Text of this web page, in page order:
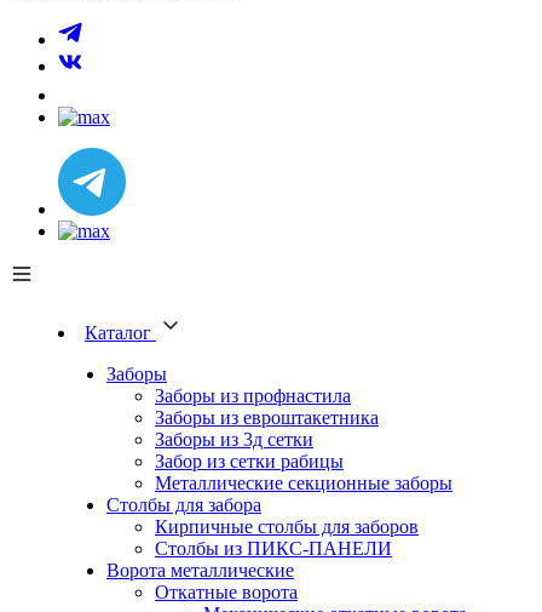
Каталог
Заборы
Заборы из профнастила
Заборы из евроштакетника
Заборы из 3д сетки
Забор из сетки рабицы
Металлические секционные заборы
Столбы для забора
Кирпичные столбы для заборов
Столбы из ПИКС-ПАНЕЛИ
Ворота металлические
Откатные ворота